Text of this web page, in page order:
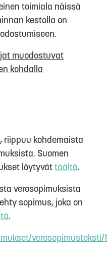
toimiala näissä
kestolla on
muodostuvat
kohdalla
riippuu kohdemaista
Suomen
löytyvättäältä.
verosopimuksista
sopimus, joka on
.
verosopimusteksti/